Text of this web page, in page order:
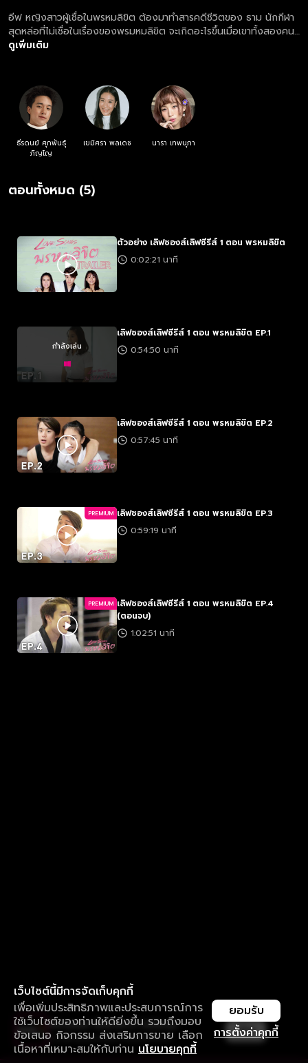
อีฟ หญิงสาวผู้เชื่อในพรหมลิขิต ต้องมาทำสารคดีชีวิตของ ธาม นักกีฬา
สุดหล่อที่ไม่เชื่อในเรื่องของพรมหมลิขิต จะเกิดอะไรขึ้นเมื่อเขาทั้งสองคน
ต้องโคจรมาพบกัน
ดูเพิ่มเติม
ธีรดนย์ ศุภพันธุ์
ภิญโญ
เขมิศรา พลเดช นารา เทพนุภา
ตอนทั้งหมด (5)
ตัวอย่าง เลิฟซองส์เลิฟซีรีส์ 1 ตอน พรหมลิขิต
0:02:21 นาที
กำลังเล่น
เลิฟซองส์เลิฟซีรีส์ 1 ตอน พรหมลิขิต EP.1
0:54:50 นาที
เลิฟซองส์เลิฟซีรีส์ 1 ตอน พรหมลิขิต EP.2
0:57:45 นาที
PREMIUM เลิฟซองส์เลิฟซีรีส์ 1 ตอน พรหมลิขิต EP.3
0:59:19 นาที
PREMIUM เลิฟซองส์เลิฟซีรีส์ 1 ตอน พรหมลิขิต EP.4
(ตอนจบ)
1:02:51 นาที
เว็บไซต์นี้มีการจัดเก็บคุกกี้
เพื่อเพิ่มประสิทธิภาพและประสบการณ์การ
ใช้เว็บไซต์ของท่านให้ดียิ่งขึ้น รวมถึงมอบ
ข้อเสนอ กิจกรรม ส่งเสริมการขาย เลือก
เนื้อหาที่เหมาะสมให้กับท่าน นโยบายคุกกี้
การตั้งค่าคุกกี้
ยอมรับ
ใช้งานแอป ลื่นไหลกว่า ไม่มีสะดุด
ดาวน์โหลดแอปเพื่อการรับชมที่ดีกว่า เปิด